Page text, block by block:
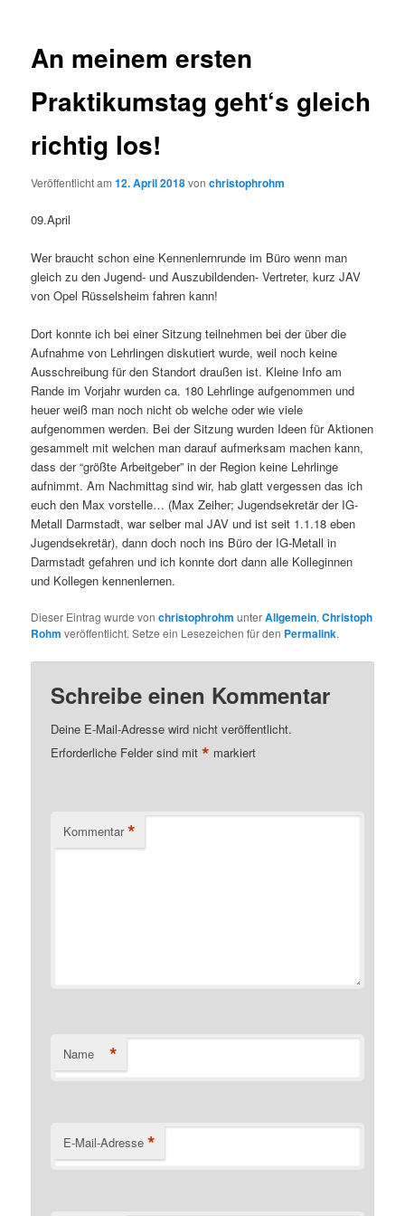
An meinem ersten
Praktikumstag geht‘s gleich
richtig los!
Veröffentlicht am12. April 2018vonchristophrohm
09.April
Wer braucht schon eine Kennenlernrunde im Büro wenn man
gleich zu den Jugend- und Auszubildenden- Vertreter, kurz JAV
von Opel Rüsselsheim fahren kann!
Dort konnte ich bei einer Sitzung teilnehmen bei der über die
Aufnahme von Lehrlingen diskutiert wurde, weil noch keine
Ausschreibung für den Standort draußen ist. Kleine Info am
Rande im Vorjahr wurden ca. 180 Lehrlinge aufgenommen und
heuer weiß man noch nicht ob welche oder wie viele
aufgenommen werden. Bei der Sitzung wurden Ideen für Aktionen
gesammelt mit welchen man darauf aufmerksam machen kann,
dass der “größte Arbeitgeber” in der Region keine Lehrlinge
aufnimmt. Am Nachmittag sind wir, hab glatt vergessen das ich
euch den Max vorstelle… (Max Zeiher; Jugendsekretär der IG-
Metall Darmstadt, war selber mal JAV und ist seit 1.1.18 eben
Jugendsekretär), dann doch noch ins Büro der IG-Metall in
Darmstadt gefahren und ich konnte dort dann alle Kolleginnen
und Kollegen kennenlernen.
Dieser Eintrag wurde vonchristophrohm unterAllgemein,Christoph
Rohm veröffentlicht. Setze ein Lesezeichen für den Permalink.
Schreibe einen Kommentar
Deine E-Mail-Adresse wird nicht veröffentlicht.
Erforderliche Felder sind mit* markiert
Kommentar *
Name *
E-Mail-Adresse *